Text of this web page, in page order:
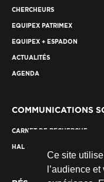
Ce site
l’audience
CHERCHEURS
EQUIPEX PATRIMEX
EQUIPEX + ESPADON
ACTUALITÉS
AGENDA
COMMUNICATIONS
CARNET DE RECHERCHE
HAL